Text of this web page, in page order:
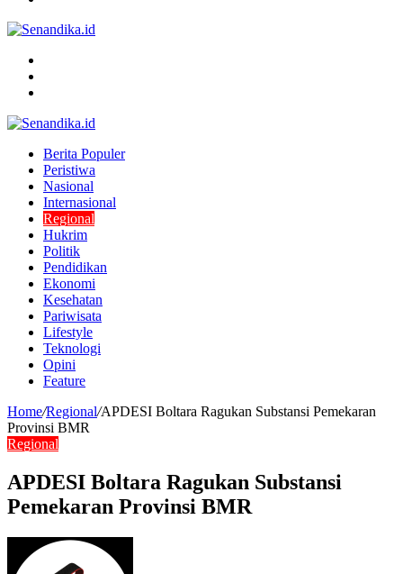
Berita Populer
Peristiwa
Nasional
Internasional
Regional
Hukrim
Politik
Pendidikan
Ekonomi
Kesehatan
Pariwisata
Lifestyle
Teknologi
Opini
Feature
Home/Regional/APDESI Boltara Ragukan Substansi Pemekaran
Provinsi BMR
Regional
APDESI Boltara Ragukan Substansi
Pemekaran Provinsi BMR